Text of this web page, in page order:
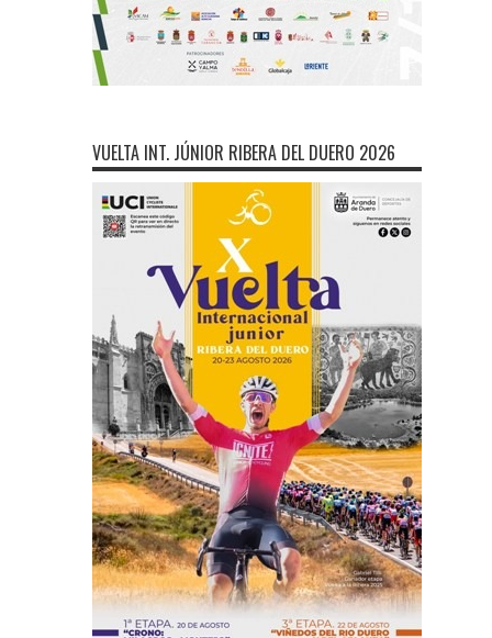
VUELTA INT. JÚNIOR RIBERA DEL DUERO 2026